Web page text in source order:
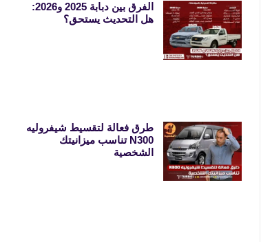
الفرق بين دبابة 2025 و2026:
هل التحديث يستحق؟
طرق فعالة لتقسيط شيفروليه
N300 تناسب ميزانيتك
الشخصية